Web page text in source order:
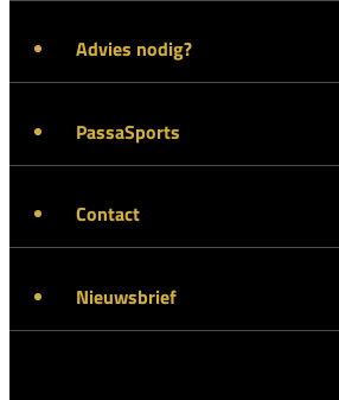
Advies nodig?
PassaSports
Contact
Nieuwsbrief